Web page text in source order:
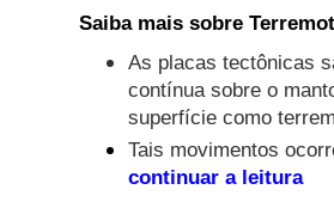
Saiba mais sobre
As placas tectônicas
contínua sobre o
superfície como
Tais movimentos
continuar a leitura